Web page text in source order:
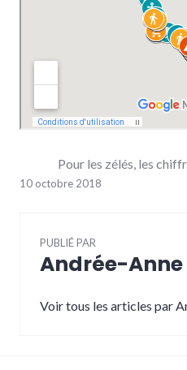
Pour les zélés, les
10 octobre 2018
PUBLIÉ PAR
Andrée-Anne
Voir tous les articles par